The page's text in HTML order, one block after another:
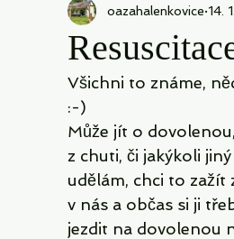
oazahalenkovice 14.
Všichni to známe,
:-)
Může jít o
z chuti, či jakýkoli
udělám, chci to zažít
v nás a občas si ji
jezdit na dovolenou